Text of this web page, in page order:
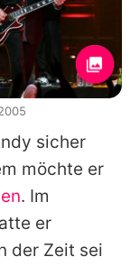
sicher
möchte er
. Im
er
der Zeit sei